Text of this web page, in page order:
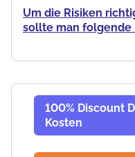
Um die Risiken
sollte man folgende
100% Discount
Kosten